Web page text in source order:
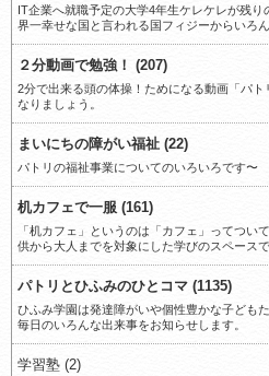
IT企業へ就職予定の大学4年生ケレケレが残
界一幸せな国と言われる国フィジーからいろ
２分動画で勉強！ (207)
2分で出来る頭の体操！ためになる動画「パ
なりましょう。
まいにちの障がい福祉 (22)
パトリの福祉事業についてのいろいろです〜
机カフェで一服 (161)
「机カフェ」というのは「カフェ」ってつい
供から大人までを対象にした学びのスペースで
パトリとひふみのひとコマ (1135)
ひふみ学園は発達障がいや個性豊かな子ども
毎日のいろんな出来事をお知らせします。
学習塾 (2)